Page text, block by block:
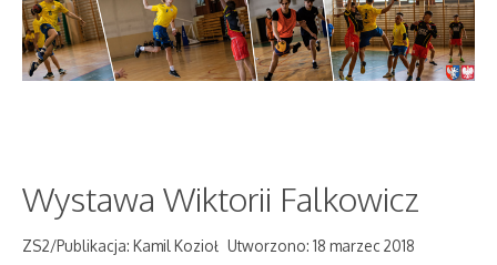
Wystawa Wiktorii Falkowicz
ZS2/Publikacja: Kamil Kozioł Utworzono: 18 marzec 2018